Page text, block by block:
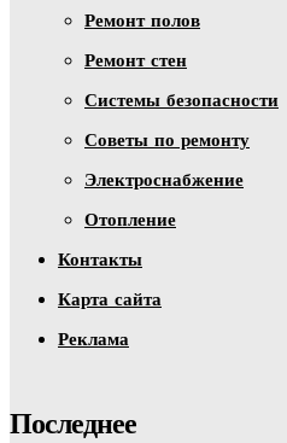
Ремонт полов
Ремонт стен
Системы безопасности
Советы по ремонту
Электроснабжение
Отопление
Контакты
Карта сайта
Реклама
Последнее